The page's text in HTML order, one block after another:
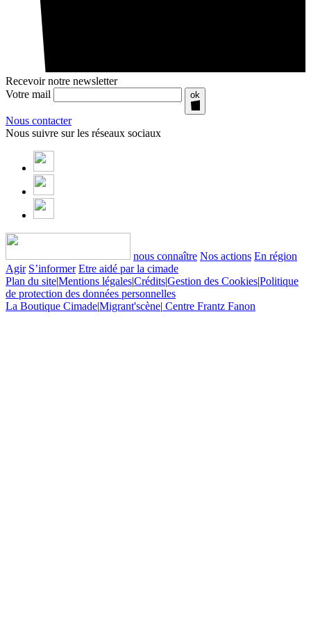
Recevoir notre newsletter
Votre mail
ok
Nous contacter
Nous suivre sur les réseaux sociaux
nous connaître Nos actions En région
Agir S’informer Etre aidé par la cimade
Plan du site|Mentions légales|Crédits|Gestion des Cookies|Politique
de protection des données personnelles
La Boutique Cimade|Migrant'scène| Centre Frantz Fanon